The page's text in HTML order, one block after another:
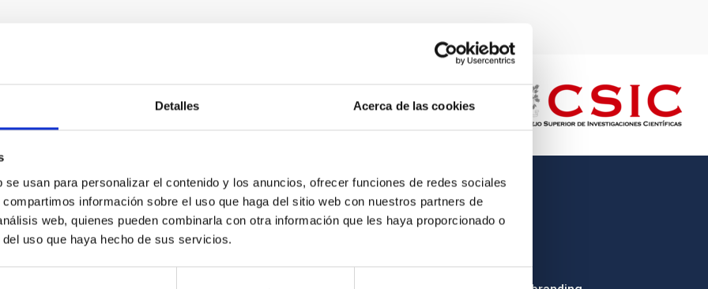
Detalles Acerca de las cookies
usan para personalizar el contenido y los anuncios, ofrecer funciones de redes sociales
información sobre el uso que haga del sitio web con nuestros partners de
web, quienes pueden combinarla con otra información que les haya proporcionado o
uso que haya hecho de sus servicios.
IAC PORTAL
Sitemap
Privacy policy
OTHER LINKS
Tenders